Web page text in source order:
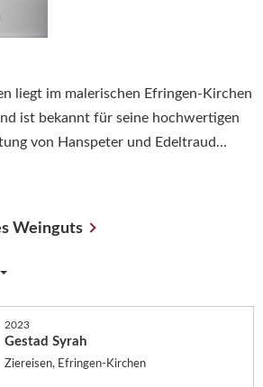
liegt im malerischen Efringen-Kirchen
ist bekannt für seine hochwertigen
von Hanspeter und Edeltraud...
Weinguts
2023
Gestad Syrah
Ziereisen, Efringen-Kirchen